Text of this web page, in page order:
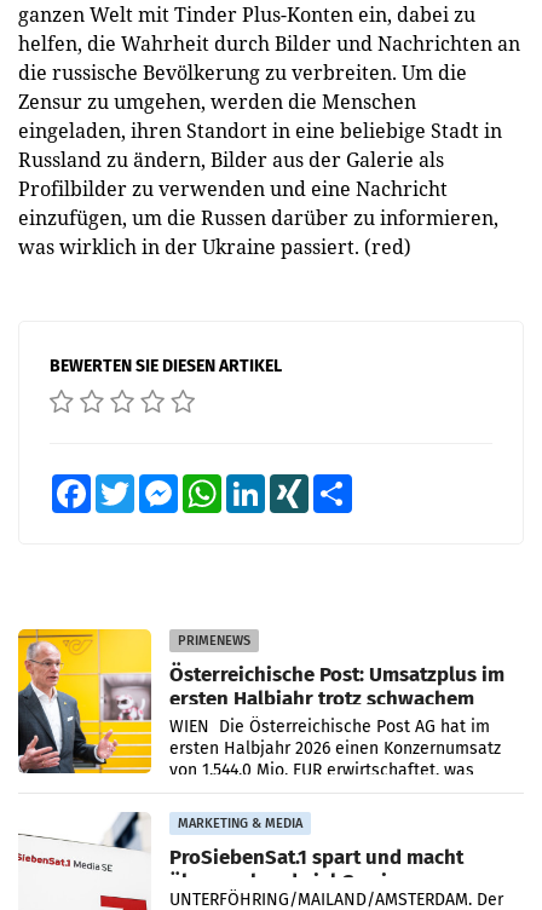
ganzen Welt mit Tinder Plus-Konten ein, dabei zu
helfen, die Wahrheit durch Bilder und Nachrichten an
die russische Bevölkerung zu verbreiten. Um die
Zensur zu umgehen, werden die Menschen
eingeladen, ihren Standort in eine beliebige Stadt in
Russland zu ändern, Bilder aus der Galerie als
Profilbilder zu verwenden und eine Nachricht
einzufügen, um die Russen darüber zu informieren,
was wirklich in der Ukraine passiert. (red)
BEWERTEN SIE DIESEN ARTIKEL
FacebookTwitter MessengerWhatsAppLinkedInXING
PRIMENEWS
Österreichische Post: Umsatzplus im
ersten Halbjahr trotz schwachem
Briefgeschäft
WIEN Die Österreichische Post AG hat im
ersten Halbjahr 2026 einen Konzernumsatz
von 1.544,0 Mio. EUR erwirtschaftet, was
einem Plus von 3,8 Prozent gegenüber dem
Vergleichszeitraum
MARKETING & MEDIA
ProSiebenSat.1 spart und macht
überraschend viel Gewinn
UNTERFÖHRING/MAILAND/AMSTERDAM. Der